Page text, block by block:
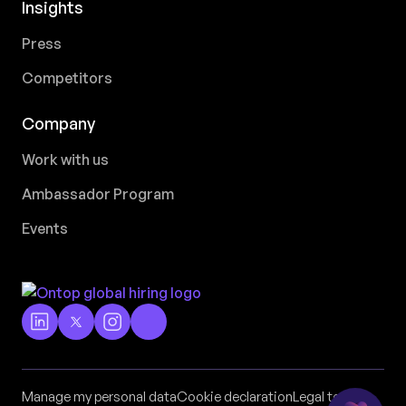
Insights
Press
Competitors
Company
Work with us
Ambassador Program
Events
Manage my personal dataCookie declarationLegal terms